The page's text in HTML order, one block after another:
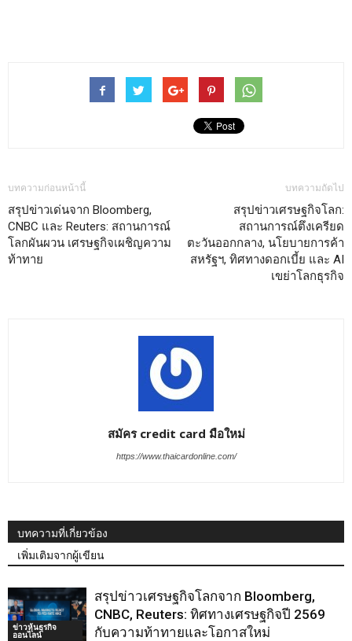
บทความก่อนหน้านี้
สรุปข่าวเด่นจาก Bloomberg,
CNBC และ Reuters: สถานการณ์
โลกผันผวน เศรษฐกิจเผชิญความ
ท้าทาย
บทความถัดไป
สรุปข่าวเศรษฐกิจโลก:
สถานการณ์ตึงเครียด
ตะวันออกกลาง, นโยบายการค้า
สหรัฐฯ, ทิศทางดอกเบี้ย และ AI
เขย่าโลกธุรกิจ
สมัคร credit card มือใหม่
https://www.thaicardonline.com/
บทความที่เกี่ยวข้อง
เพิ่มเติมจากผู้เขียน
ข่าวหุ้นธุรกิจ
ออนไลน์
สรุปข่าวเศรษฐกิจโลกจาก Bloomberg,
CNBC, Reuters: ทิศทางเศรษฐกิจปี 2569
กับความท้าทายและโอกาสใหม่